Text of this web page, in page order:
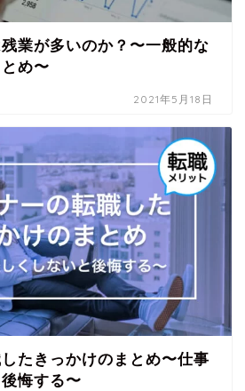
業が多いのか？〜一般的な
め〜
2021年5月18日
たきっかけのまとめ〜仕事
悔する〜